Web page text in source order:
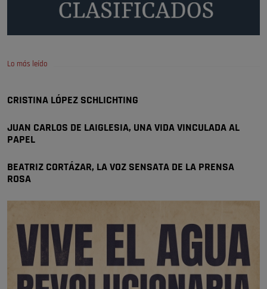
Será amigo de alguien importante...en el Congreso, Senado, en la
Policía o en la politica
🔴 EXCLUSIVA | El comisario de la …
se va porke no tiene piscina 🤪🤪🤪
🔴 EXCLUSIVA | El comisario de la …
Lo más leído
CRISTINA LÓPEZ SCHLICHTING
JUAN CARLOS DE LAIGLESIA, UNA VIDA VINCULADA AL
PAPEL
BEATRIZ CORTÁZAR, LA VOZ SENSATA DE LA PRENSA
ROSA